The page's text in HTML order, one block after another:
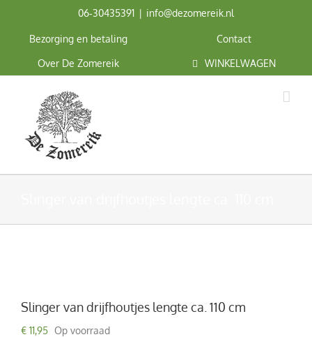
06‑30435391 | info@dezomereik.nl
Bezorging en betaling Contact
Over De Zomereik WINKELWAGEN
Slinger van drijfhoutjes lengte ca. 110 cm
€ 11,95 Op voorraad